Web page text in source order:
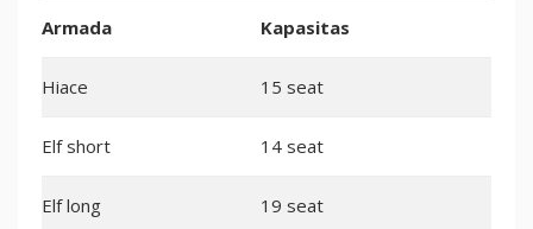
Armada Kapasitas
Hiace 15 seat
Elf short 14 seat
Elf long 19 seat